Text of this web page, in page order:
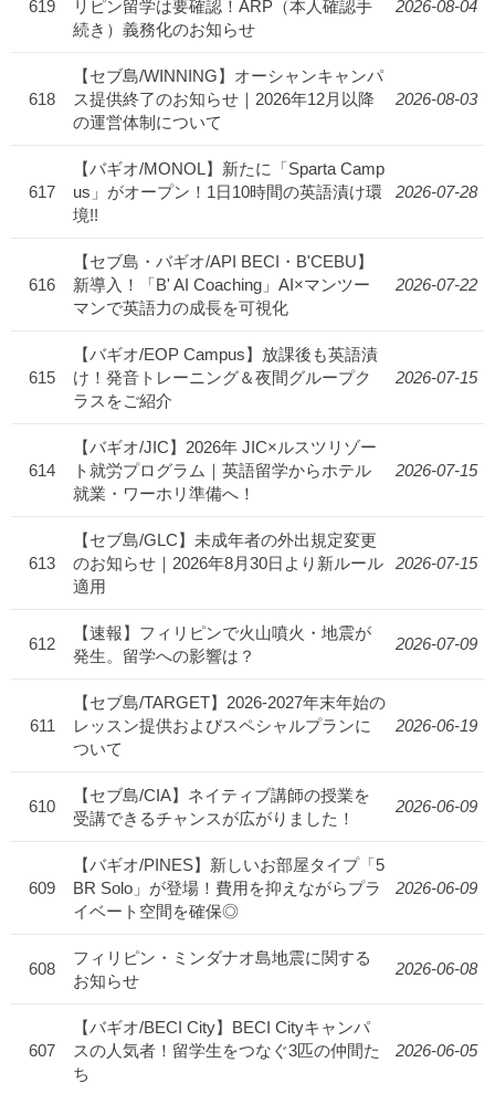
619
リピン留学は要確認！ARP（本人確認手
続き）義務化のお知らせ
2026-08-04
618
【セブ島/WINNING】オーシャンキャンパ
ス提供終了のお知らせ｜2026年12月以降
の運営体制について
2026-08-03
617
【バギオ/MONOL】新たに「Sparta Camp
us」がオープン！1日10時間の英語漬け環
境!!
2026-07-28
616
【セブ島・バギオ/API BECI・B'CEBU】
新導入！「B' AI Coaching」AI×マンツー
マンで英語力の成長を可視化
2026-07-22
615
【バギオ/EOP Campus】放課後も英語漬
け！発音トレーニング＆夜間グループク
ラスをご紹介
2026-07-15
614
【バギオ/JIC】2026年 JIC×ルスツリゾー
ト就労プログラム｜英語留学からホテル
就業・ワーホリ準備へ！
2026-07-15
613
【セブ島/GLC】未成年者の外出規定変更
のお知らせ｜2026年8月30日より新ルール
適用
2026-07-15
612
【速報】フィリピンで火山噴火・地震が
発生。留学への影響は？
2026-07-09
611
【セブ島/TARGET】2026-2027年末年始の
レッスン提供およびスペシャルプランに
ついて
2026-06-19
610
【セブ島/CIA】ネイティブ講師の授業を
受講できるチャンスが広がりました！
2026-06-09
609
【バギオ/PINES】新しいお部屋タイプ「5
BR Solo」が登場！費用を抑えながらプラ
イベート空間を確保◎
2026-06-09
608
フィリピン・ミンダナオ島地震に関する
お知らせ
2026-06-08
607
【バギオ/BECI City】BECI Cityキャンパ
スの人気者！留学生をつなぐ3匹の仲間た
ち
2026-06-05